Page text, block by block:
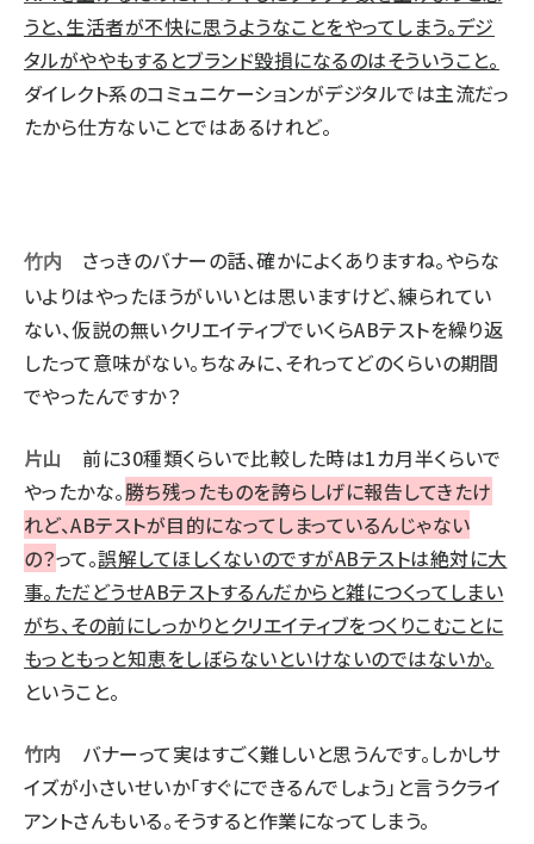
うと、生活者が不快に思うようなことをやってしまう。デジ
タルがややもするとブランド毀損になるのはそういうこと。
ダイレクト系のコミュニケーションがデジタルでは主流だっ
たから仕方ないことではあるけれど。
竹内
さっきのバナーの話、確かによくありますね。やらな
いよりはやったほうがいいとは思いますけど、練られてい
ない、仮説の無いクリエイティブでいくらABテストを繰り返
したって意味がない。ちなみに、それってどのくらいの期間
でやったんですか？
片山
前に30種類くらいで比較した時は1カ月半くらいで
やったかな。勝ち残ったものを誇らしげに報告してきたけ
れど、ABテストが目的になってしまっているんじゃない
の？って。誤解してほしくないのですがABテストは絶対に大
事。ただどうせABテストするんだからと雑につくってしまい
がち、その前にしっかりとクリエイティブをつくりこむことに
もっともっと知恵をしぼらないといけないのではないか。
ということ。
竹内
バナーって実はすごく難しいと思うんです。しかしサ
イズが小さいせいか「すぐにできるんでしょう」と言うクライ
アントさんもいる。そうすると作業になってしまう。